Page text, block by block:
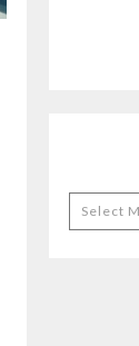
Archives